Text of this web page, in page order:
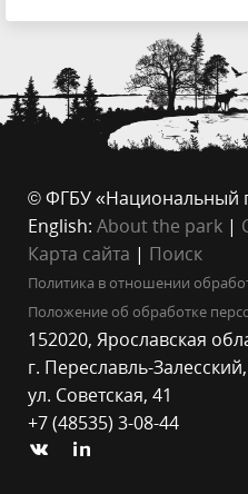
© ФГБУ «Национальный
English: About the park |
Карта сайта | Поиск
Политика в отношении
Положение об обработке
152020, Ярославская
г. Переславль-Залесский,
ул. Советская, 41
+7 (48535) 3-08-44